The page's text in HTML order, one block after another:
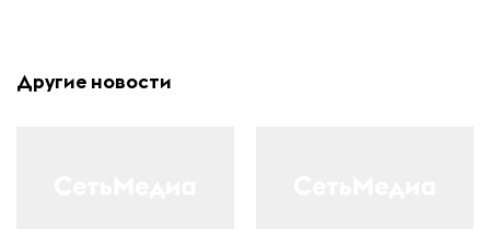
Другие новости